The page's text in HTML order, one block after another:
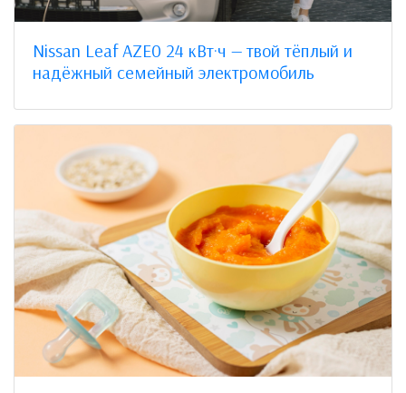
Nissan Leaf AZE0 24 кВт·ч — твой тёплый и
надёжный семейный электромобиль